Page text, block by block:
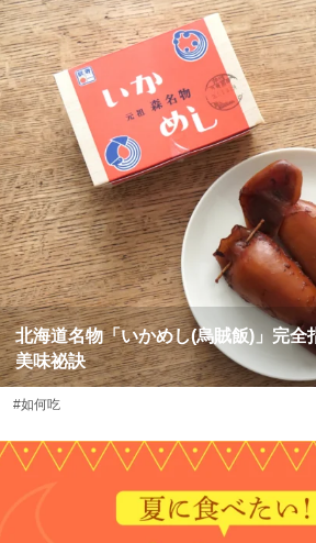
北海道名物「いかめし(烏賊飯)」完全
美味祕訣
#如何吃